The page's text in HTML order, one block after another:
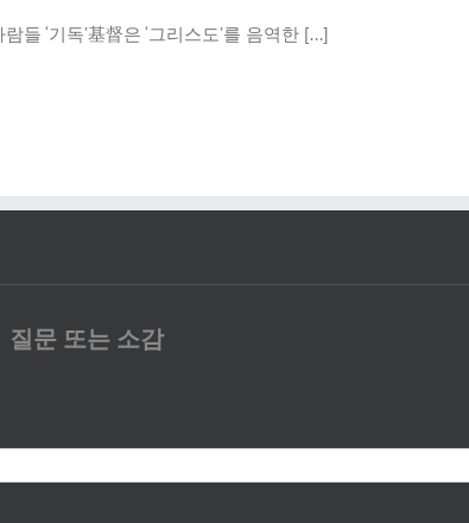
‘기독’基督은 ‘그리스도’를 음역한 [...]
질문 또는 소감